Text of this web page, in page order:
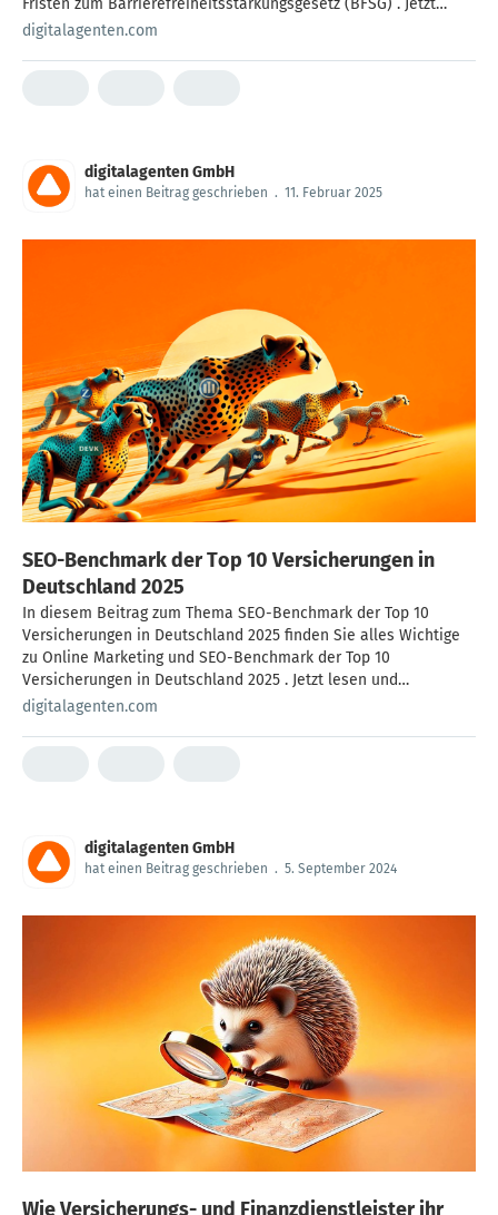
lesen und informieren!
digitalagenten.com
digitalagenten GmbH
hat einen Beitrag geschrieben . 11. Februar 2025
SEO-Benchmark der Top 10 Versicherungen in
Deutschland 2025
In diesem Beitrag zum Thema SEO-Benchmark der Top 10
Versicherungen in Deutschland 2025 finden Sie alles Wichtige
zu Online Marketing und SEO-Benchmark der Top 10
Versicherungen in Deutschland 2025 . Jetzt lesen und
informieren!
digitalagenten.com
digitalagenten GmbH
hat einen Beitrag geschrieben . 5. September 2024
Wie Versicherungs- und Finanzdienstleister ihr